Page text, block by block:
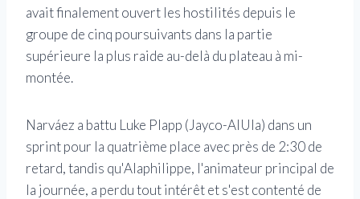
avait finalement ouvert les hostilités depuis le
groupe de cinq poursuivants dans la partie
supérieure la plus raide au-delà du plateau à mi-
montée.
Narváez a battu Luke Plapp (Jayco-AlUla) dans un
sprint pour la quatrième place avec près de 2:30 de
retard, tandis qu'Alaphilippe, l'animateur principal de
la journée, a perdu tout intérêt et s'est contenté de